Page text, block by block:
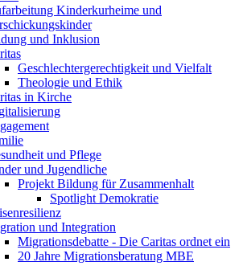
Kinderkurheime und
und Inklusion
Geschlechtergerechtigkeit und Vielfalt
Theologie und Ethik
in Kirche
und Pflege
und Jugendliche
Projekt Bildung für Zusammenhalt
Spotlight Demokratie
und Integration
Migrationsdebatte - Die Caritas ordnet ein
20 Jahre Migrationsberatung MBE